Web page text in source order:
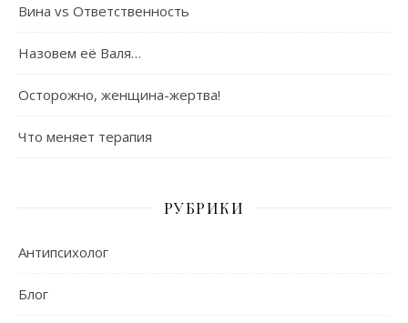
Вина vs Ответственность
Назовем её Валя…
Осторожно, женщина-жертва!
Что меняет терапия
РУБРИКИ
Антипсихолог
Блог